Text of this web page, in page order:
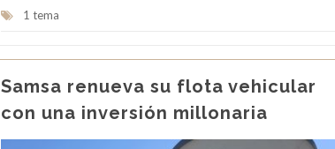
1 tema
Samsa renueva su flota vehicular
con una inversión millonaria